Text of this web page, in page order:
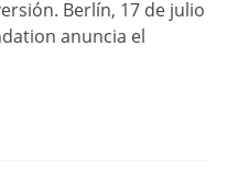
Berlín, 17 de julio
anuncia el